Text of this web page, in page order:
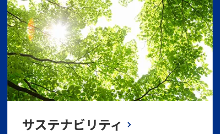
サステナビリティ